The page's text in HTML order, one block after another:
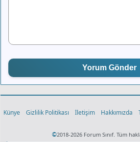
Yorum Gönder
Künye Gizlilik Politikası İletişim Hakkımızda
©2018-2026 Forum Sınıf. Tüm